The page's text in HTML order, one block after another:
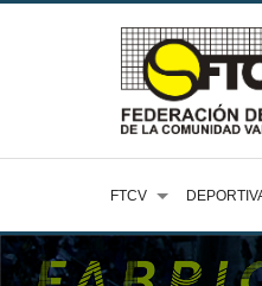
FTCV